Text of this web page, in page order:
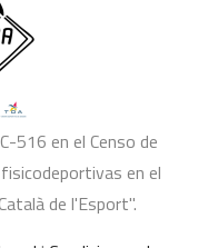
516 en el Censo de
en el
de l'Esport".